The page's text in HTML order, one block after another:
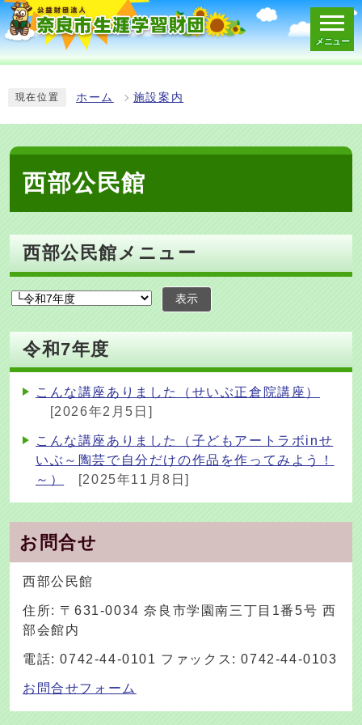
メニュー
現在位置 ホーム 施設案内
西部公民館
西部公民館メニュー
表示
令和7年度
こんな講座ありました（せいぶ正倉院講座）
[2026年2月5日]
こんな講座ありました（子どもアートラボinせ
いぶ～陶芸で自分だけの作品を作ってみよう！
～）
[2025年11月8日]
お問合せ
西部公民館
住所: 〒631-0034 奈良市学園南三丁目1番5号 西
部会館内
電話: 0742-44-0101 ファックス: 0742-44-0103
お問合せフォーム